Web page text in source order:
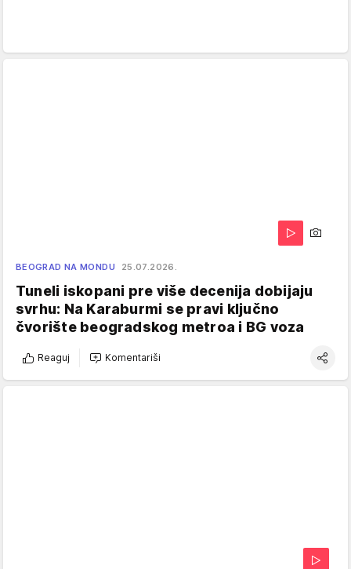
BEOGRAD NA MONDU 25.07.2026.
Tuneli iskopani pre više decenija dobijaju
svrhu: Na Karaburmi se pravi ključno
čvorište beogradskog metroa i BG voza
Reaguj Komentariši